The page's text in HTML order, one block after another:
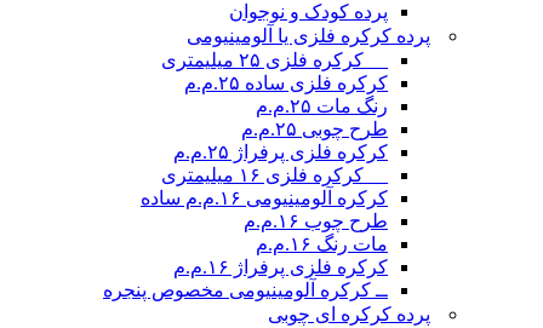
پرده کودک و نوجوان
پرده کرکره فلزی یا آلومینیومی
__ کرکره فلزی ۲۵ میلیمتری
کرکره فلزی ساده ۲۵.م.م
رنگ مات ۲۵.م.م
طرح چوبی ۲۵.م.م
کرکره فلزی پرفراژ ۲۵.م.م
__ کرکره فلزی ۱۶ میلیمتری
کرکره آلومینیومی ۱۶.م.م ساده
طرح چوب ۱۶.م.م
مات رنگ ۱۶.م.م
کرکره فلزی پرفراژ ۱۶.م.م
ــ کرکره آلومینیومی مخصوص پنجره
پرده کرکره ای چوبی